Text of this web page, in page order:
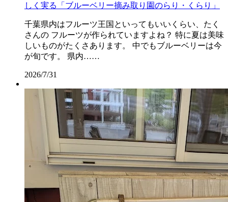
しく実る「ブルーベリー摘み取り園のらり・くらり」
千葉県内はフルーツ王国といってもいいくらい、たく
さんの フルーツが作られていますよね？ 特に夏は美味
しいものがたくさあります。 中でもブルーベリーは今
が旬です。 県内……
2026/7/31